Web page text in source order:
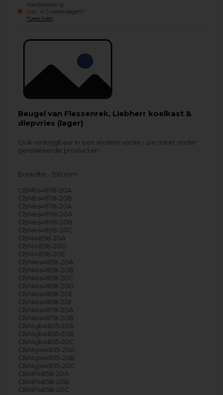
Voorbestelling
(Lev. 4-5 weekdagen*
*Lees hier)
Beugel van Flessenrek, Liebherr koelkast &
diepvries (lager)
Ook verkrijgbaar in een andere versie - zie meer onder
gerelateerde producten.
Breedte - 550 mm
CBNbs4878-20A
CBNbs4878-20B
CBNes4878-20A
CBNes4898-20A
CBNes4898-20B
CBNes4898-20C
CBNi4858-20A
CBNi4858-20D
CBNi4858-20E
CBNies4858-20A
CBNies4858-20B
CBNies4858-20C
CBNies4858-20D
CBNies4858-20E
CBNies4858-20F
CBNies4878-20A
CBNies4878-20B
CBNigb4855-20A
CBNigb4855-20B
CBNigb4855-20C
CBNigw4855-20A
CBNigw4855-20B
CBNigw4855-20C
CBNP4858-20A
CBNP4858-20B
CBNP4858-20C